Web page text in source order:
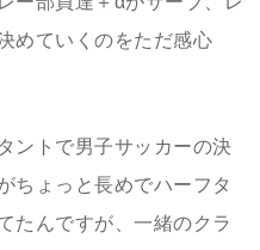
めていくのをただ感心
ントで男子サッカーの決
ちょっと長めでハーフタ
たんですが、一緒のクラ